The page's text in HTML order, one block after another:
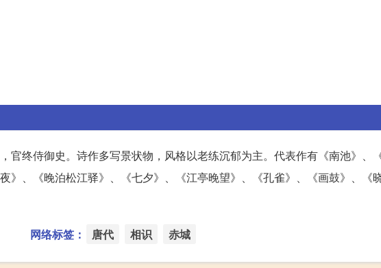
官终侍御史。诗作多写景状物，风格以老练沉郁为主。代表作有《南池》、
》、《晚泊松江驿》、《七夕》、《江亭晚望》、《孔雀》、《画鼓》、《
网络标签： 唐代 相识 赤城